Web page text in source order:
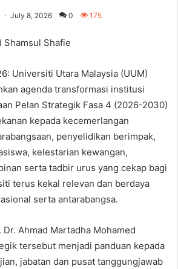
July 8, 2026 0 175
Shamsul Shafie
Universiti Utara Malaysia (UUM)
agenda transformasi institusi
Pelan Strategik Fasa 4 (2026-2030)
kepada kecemerlangan
penyelidikan berimpak,
kelestarian kewangan,
serta tadbir urus yang cekap bagi
terus kekal relevan dan berdaya
serta antarabangsa.
Dr. Ahmad Martadha Mohamed
tersebut menjadi panduan kepada
jabatan dan pusat tanggungjawab